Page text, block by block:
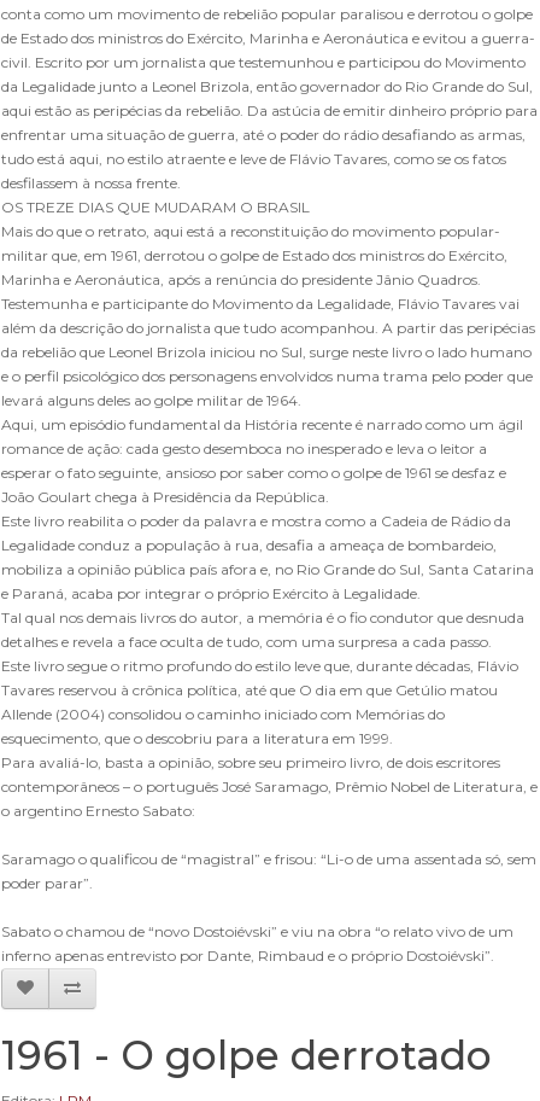
conta como um movimento de rebelião popular paralisou e derrotou o golpe
de Estado dos ministros do Exército, Marinha e Aeronáutica e evitou a guerra­
civil. Escrito por um jornalista que testemunhou e participou do Movimento
da Legalidade junto a Leonel Brizola,­ então governador­ do Rio Grande do Sul,
aqui estão as peripécias­ da rebelião. Da astúcia de emitir dinheiro próprio para
enfrentar­ uma situação de guerra, até o poder do rádio desafiando­ as armas,
tudo está aqui, no estilo atraente e leve de Flávio Tavares,­ como se os fatos
desfilassem à nossa frente.
OS TREZE DIAS QUE MUDARAM O BRASIL
Mais do que o retrato, aqui está a reconstituição do movimento popular-
militar que, em 1961, derrotou o golpe de Estado dos ministros do Exército,
Marinha e Aeronáutica, após a renúncia do presidente Jânio Quadros.
Testemunha e participante do Movimento da Legalidade, Flávio Tavares vai
além da descrição do jornalista que tudo acompanhou. A partir das peripécias
da rebelião que Leonel Brizola iniciou no Sul, surge neste livro o lado humano
e o perfil psicológico dos personagens envolvidos numa trama pelo poder que
levará alguns deles ao golpe militar de 1964.
Aqui, um episódio fundamental da História recente é narrado como um ágil
romance de ação: cada gesto desemboca no inesperado e leva o leitor a
esperar o fato seguinte, ansioso por saber como o golpe de 1961 se desfaz e
João Goulart chega à Presidência da República.
Este livro reabilita o poder da palavra e mostra como a Cadeia de Rádio da
Legalidade conduz a população à rua, desafia a ameaça de bombardeio,
mobiliza a opinião pública país afora e, no Rio Grande do Sul, Santa Catarina
e Paraná, acaba por integrar o próprio Exército à Legalidade.
Tal qual nos demais livros do autor, a memória é o fio condutor que desnuda
detalhes e revela a face oculta de tudo, com uma surpresa a cada passo.
Este livro segue o ritmo profundo do estilo leve que, durante décadas, Flávio
Tavares reservou à crônica política, até que O dia em que Getúlio matou
Allende (2004) consolidou o caminho iniciado com Memórias do
esquecimento, que o descobriu para a literatura em 1999.
Para avaliá-lo, basta a opinião, sobre seu primeiro livro, de dois escritores
contemporâneos – o português José Saramago, Prêmio Nobel de Literatura, e
o argentino Ernesto Sabato:
Saramago o qualificou de “magistral” e frisou: “Li-o de uma assentada só, sem
poder parar”.
Sabato o chamou de “novo Dostoiévski” e viu na obra “o relato vivo de um
inferno apenas entrevisto por Dante, Rimbaud e o próprio Dostoiévski”.
1961 - O golpe derrotado